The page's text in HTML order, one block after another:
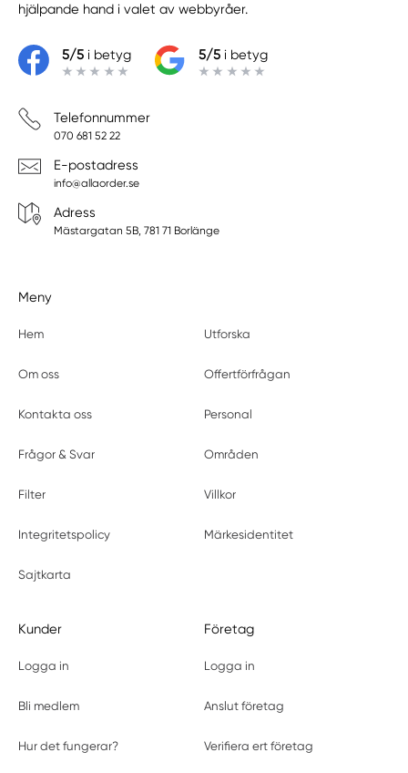
hjälpande hand i valet av webbyråer.
5/5i betyg 5/5i betyg
Telefonnummer
070 681 52 22
E-postadress
info@allaorder.se
Adress
Mästargatan 5B, 781 71 Borlänge
Meny
Hem Utforska
Om oss Offertförfrågan
Kontakta oss Personal
Frågor & Svar Områden
Filter Villkor
Integritetspolicy Märkesidentitet
Sajtkarta
Kunder
Logga in
Bli medlem
Hur det fungerar?
Företag
Logga in
Anslut företag
Verifiera ert företag